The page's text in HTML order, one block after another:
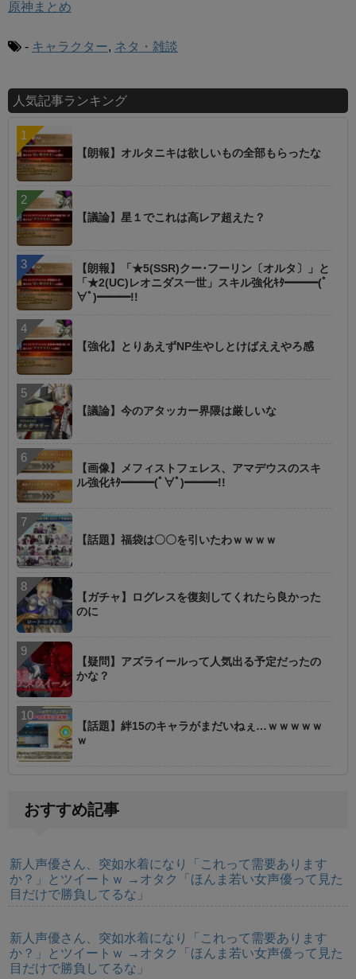
原神まとめ
- キャラクター, ネタ・雑談
人気記事ランキング
【朗報】オルタニキは欲しいもの全部もらったな
【議論】星１でこれは高レア超えた？
【朗報】「★5(SSR)クー･フーリン〔オルタ〕」と
「★2(UC)レオニダス一世」スキル強化ｷﾀ━━━(ﾟ
∀ﾟ)━━━!!
【強化】とりあえずNP生やしとけばええやろ感
【議論】今のアタッカー界隈は厳しいな
【画像】メフィストフェレス、アマデウスのスキ
ル強化ｷﾀ━━━(ﾟ∀ﾟ)━━━!!
【話題】福袋は〇〇を引いたわｗｗｗｗ
【ガチャ】ログレスを復刻してくれたら良かった
のに
【疑問】アズライールって人気出る予定だったの
かな？
【話題】絆15のキャラがまだいねぇ…ｗｗｗｗｗ
ｗ
おすすめ記事
新人声優さん、突如水着になり「これって需要あります
か？」とツイートｗ →オタク「ほんま若い女声優って見た
目だけで勝負してるな」
新人声優さん、突如水着になり「これって需要あります
か？」とツイートｗ →オタク「ほんま若い女声優って見た
目だけで勝負してるな」